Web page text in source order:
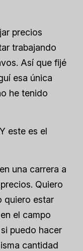
precios
trabajando
Así que fijé
esa única
he tenido
este es el
una carrera a
Quiero
quiero estar
el campo
puedo hacer
cantidad